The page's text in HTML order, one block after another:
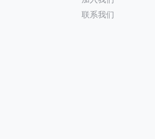
联系我们